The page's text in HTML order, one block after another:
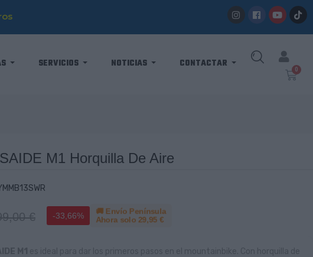
SERVICIOS NOTICIAS CONTACTAR
M1 Horquilla De Aire
€ -33,66%
🚚 Envío Península
Ahora solo29,95 €